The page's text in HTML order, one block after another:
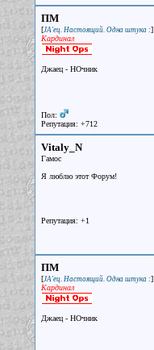
ПМ
[JA'ец. Настоящий. Одна штука :]
Кардинал
Джаец - НОчник
Пол:
Репутация: +712
Vitaly_N
Гамос
Я люблю этот Форум!
Репутация: +1
ПМ
[JA'ец. Настоящий. Одна штука :]
Кардинал
Джаец - НОчник